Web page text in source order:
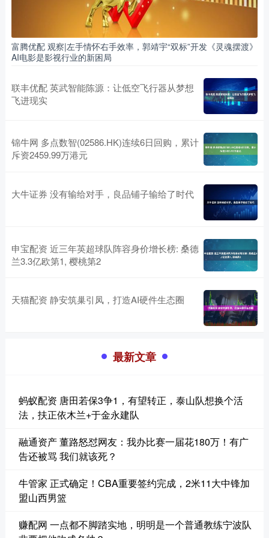
富腾优配 观察|左手情怀右手效率，郭靖宇“双标”开发《灵魂摆渡》
AI电影是影视行业的新困局
联丰优配 英武智能陈源：让低空飞行器从梦想
飞进现实
锦牛网 多点数智(02586.HK)连续6日回购，累计
斥资2459.99万港元
大牛证券 没有输给对手，良品铺子输给了时代
申宝配资 近三年英超球队阵容身价增长榜: 桑德
兰3.3亿欧第1, 樱桃第2
天猫配资 静安筑巢引凤，打造AI硬件生态圈
最新文章
蚂蚁配资 唐田若保3争1，有望转正，泰山队想换个活
法，扶正依木兰+于金永建队
融通资产 董路怒怼网友：我办比赛一届花180万！有广
告还被骂 我们就该死？
牛管家 正式确定！CBA重要签约完成，2米11大中锋加
盟山西男篮
赚配网 一点都不脚踏实地，明明是一个普通教练宁波队